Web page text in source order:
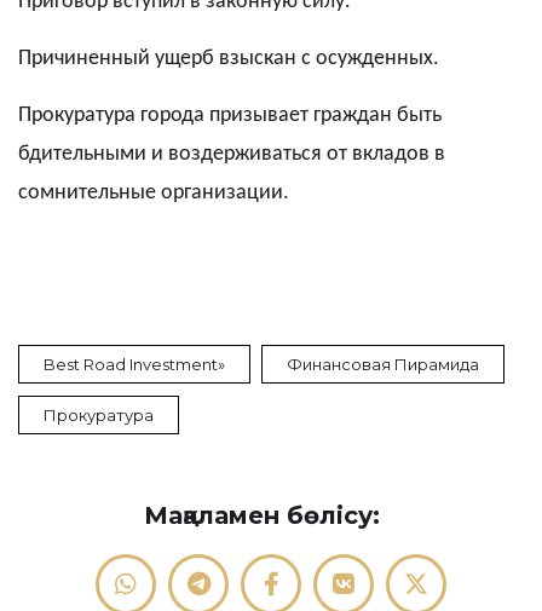
Причиненный ущерб взыскан с осужденных.
Прокуратура города призывает граждан быть
бдительными и воздерживаться от вкладов в
сомнительные организации.
Best Road Investment» Финансовая Пирамида
Прокуратура
Мақаламен бөлісу: